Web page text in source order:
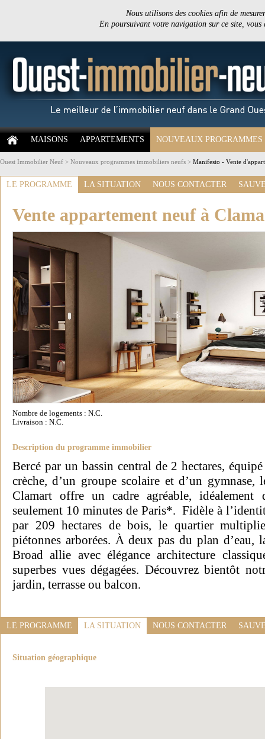
Nous utilisons des cookies afin de
En poursuivant votre navigation sur ce site,
MAISONS APPARTEMENTS NOUVEAUX PROGRAMMES
Ouest Immobilier Neuf > Nouveaux programmes immobiliers neufs > Manifesto - Vente
LE PROGRAMME LA SITUATION NOUS CONTACTER
Vente appartement neuf à
Nombre de logements : N.C.
Livraison : N.C.
Description du programme immobilier
Bercé par un bassin central de 2 hectares,
crèche, d’un groupe scolaire et d’un gymnase,
Clamart offre un cadre agréable,
seulement 10 minutes de Paris*. Fidèle à
par 209 hectares de bois, le quartier
piétonnes arborées. À deux pas du plan d’eau,
Broad allie avec élégance architecture
superbes vues dégagées. Découvrez bientôt
jardin, terrasse ou balcon.
LE PROGRAMME LA SITUATION NOUS CONTACTER
Situation géographique